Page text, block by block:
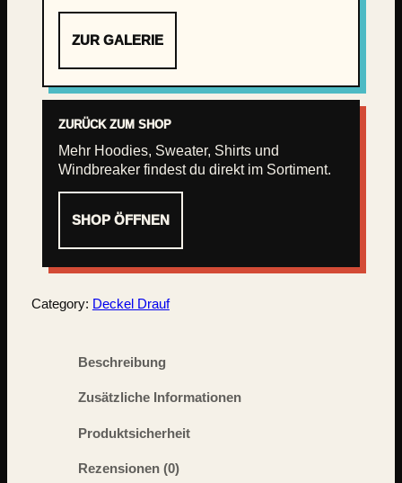
ZUR GALERIE
ZURÜCK ZUM SHOP
Mehr Hoodies, Sweater, Shirts und
Windbreaker findest du direkt im Sortiment.
SHOP ÖFFNEN
Category: Deckel Drauf
Beschreibung
Zusätzliche Informationen
Produktsicherheit
Rezensionen (0)